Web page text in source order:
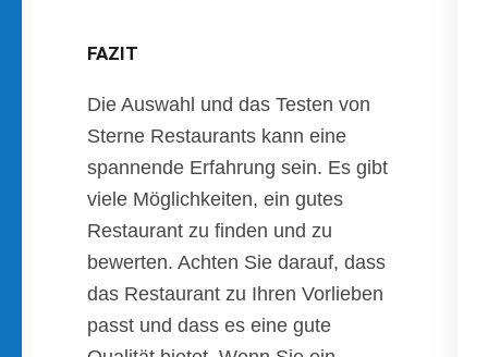
FAZIT
Die Auswahl und das Testen von
Sterne Restaurants kann eine
spannende Erfahrung sein. Es gibt
viele Möglichkeiten, ein gutes
Restaurant zu finden und zu
bewerten. Achten Sie darauf, dass
das Restaurant zu Ihren Vorlieben
passt und dass es eine gute